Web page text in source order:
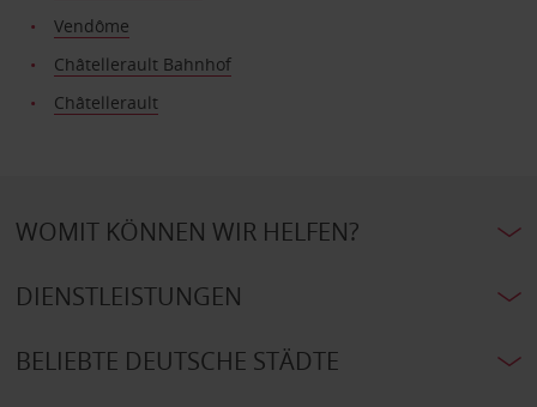
Vendôme
Châtellerault Bahnhof
Châtellerault
WOMIT KÖNNEN WIR HELFEN?
DIENSTLEISTUNGEN
BELIEBTE DEUTSCHE STÄDTE